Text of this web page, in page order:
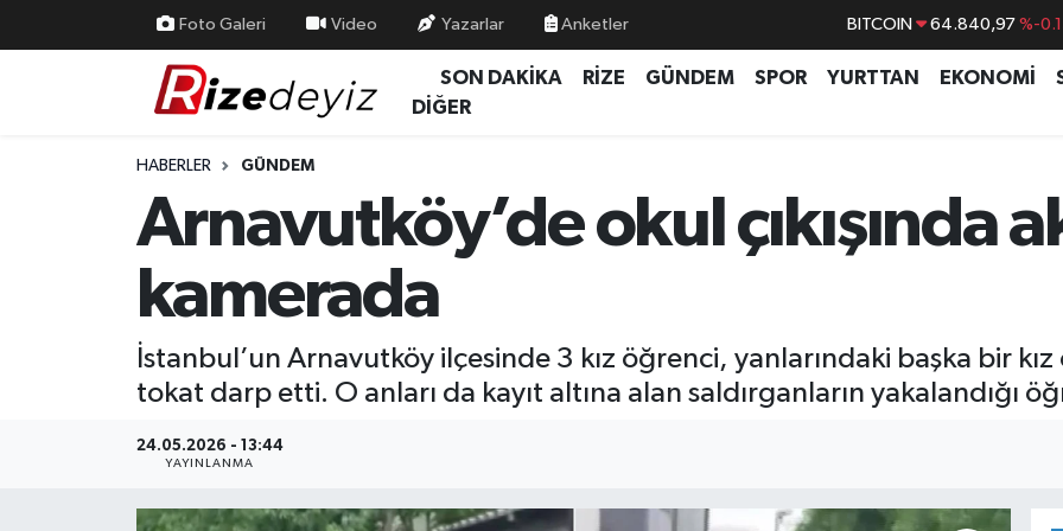
Foto Galeri Video Yazarlar Anketler BITCOIN 64.840,97 %-
DOLAR 47,7436
GRAM ALTIN %0
BİST100 13.779 %-
SON DAKİKA RİZE GÜNDEM SPOR YURTTAN EKONOMİ
DİĞER
HABERLER GÜNDEM
Arnavutköy’de okul çıkışında
kamerada
İstanbul’un Arnavutköy ilçesinde 3 kız öğrenci, yanlarındaki başka bir
tokat darp etti. O anları da kayıt altına alan saldırganların yakalandığı
24.05.2026 - 13:44
YAYINLANMA
Yurttan Haberler
Ekonomi
Rize Nöbetçi Eczaneler
Rize Trafik Yoğunluk Haritası
Süper Lig Puan Durumu ve Fikstür
Son Dakika Haberleri
Haber Arşivi